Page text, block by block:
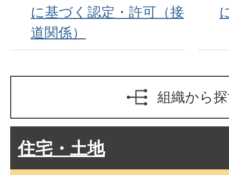
に基づく認定・許可（接
道関係）
組織から
住宅・土地